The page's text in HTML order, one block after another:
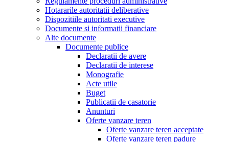
Hotararile autoritatii deliberative
Dispozitiile autoritati executive
Documente si informatii financiare
Alte documente
Documente publice
Declaratii de avere
Declaratii de interese
Monografie
Acte utile
Buget
Publicatii de casatorie
Anunturi
Oferte vanzare teren
Oferte vanzare teren acceptate
Oferte vanzare teren padure